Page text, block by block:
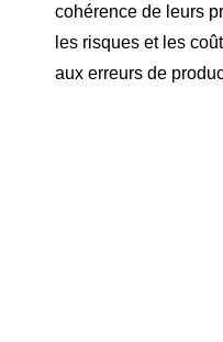
cohérence de leurs
les risques et les
aux erreurs de